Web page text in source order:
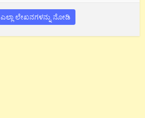
ಎಲ್ಲಾ ಲೇಖನಗಳನ್ನು ನೋಡಿ